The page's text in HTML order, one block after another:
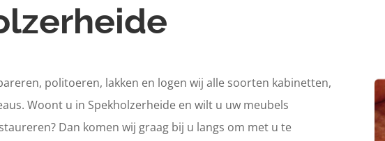
politoeren, lakken en logen wij alle soorten kabinetten,
Woont u in Spekholzerheide en wilt u uw meubels
Dan komen wij graag bij u langs om met u te